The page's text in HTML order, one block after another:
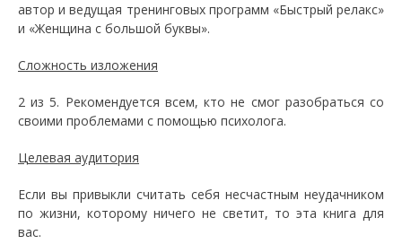
автор и ведущая тренинговых программ «Быстрый релакс»
и «Женщина с большой буквы».
Сложность изложения
2 из 5. Рекомендуется всем, кто не смог разобраться со
своими проблемами с помощью психолога.
Целевая аудитория
Если вы привыкли считать себя несчастным неудачником
по жизни, которому ничего не светит, то эта книга для
вас.